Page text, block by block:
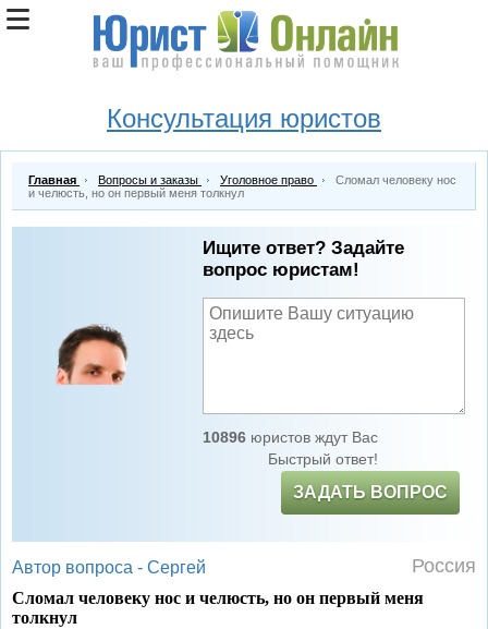
Консультация юристов
Главная Вопросы и заказы Уголовное право
Сломал человеку нос
и челюсть, но он первый меня толкнул
Ищите ответ? Задайте
вопрос юристам!
10896юристов ждут Вас
Быстрый ответ!
ЗАДАТЬ ВОПРОС
Автор вопроса - Сергей Россия
Сломал человеку нос и челюсть, но он первый меня
толкнул